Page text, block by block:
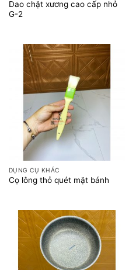
Dao chặt xương cao cấp nhỏ
G-2
DỤNG CỤ KHÁC
Cọ lông thỏ quét mặt bánh